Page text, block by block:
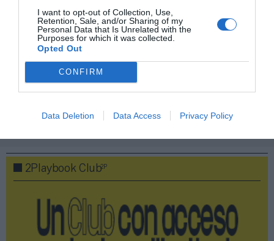
I want to opt-out of Collection, Use,
Retention, Sale, and/or Sharing of my
Personal Data that Is Unrelated with the
Purposes for which it was collected.
Opted Out
CONFIRM
Data Deletion Data Access Privacy Policy
FitUp
Paidesport Center
2Playbook Club2P